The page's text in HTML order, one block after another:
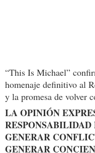
“This Is Michael”
homenaje definitivo al
y la promesa de volver
LA OPINIÓN
GENERAR
GENERAR